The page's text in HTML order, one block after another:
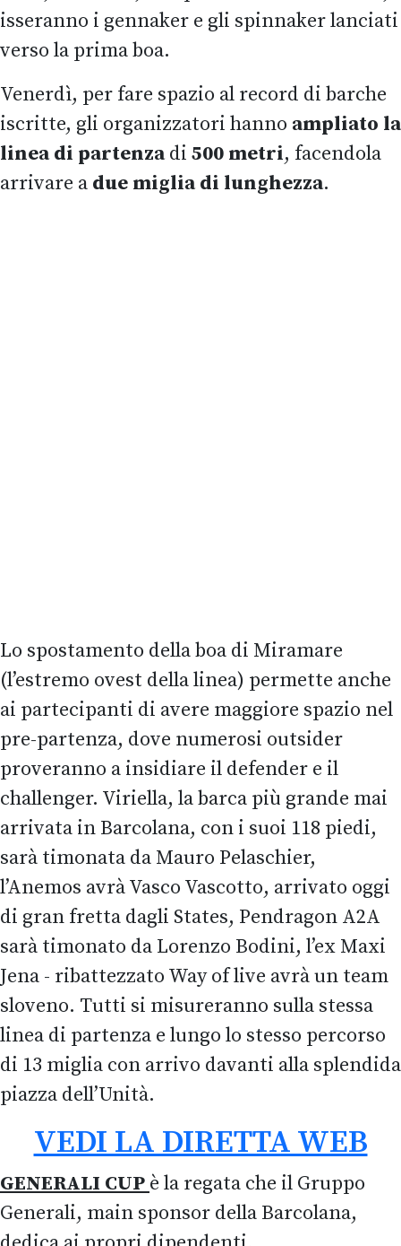
isseranno i gennaker e gli spinnaker lanciati
verso la prima boa.
Venerdì, per fare spazio al record di barche
iscritte, gli organizzatori hanno ampliato la
linea di partenzadi 500 metri, facendola
arrivare a due miglia di lunghezza.
Lo spostamento della boa di Miramare
(l’estremo ovest della linea) permette anche
ai partecipanti di avere maggiore spazio nel
pre-partenza, dove numerosi outsider
proveranno a insidiare il defender e il
challenger. Viriella, la barca più grande mai
arrivata in Barcolana, con i suoi 118 piedi,
sarà timonata da Mauro Pelaschier,
l’Anemos avrà Vasco Vascotto, arrivato oggi
di gran fretta dagli States, Pendragon A2A
sarà timonato da Lorenzo Bodini, l’ex Maxi
Jena - ribattezzato Way of live avrà un team
sloveno. Tutti si misureranno sulla stessa
linea di partenza e lungo lo stesso percorso
di 13 miglia con arrivo davanti alla splendida
piazza dell’Unità.
VEDI LA DIRETTA WEB
GENERALI CUP è la regata che il Gruppo
Generali, main sponsor della Barcolana,